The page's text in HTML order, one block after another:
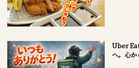
Uber
へ。心か